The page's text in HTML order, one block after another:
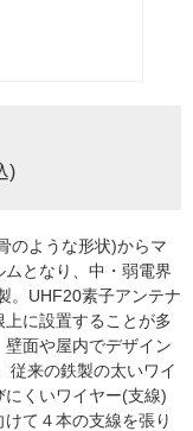
)
のような形状)からマ
となり、中・弱電界
。UHF20素子アンテナ
に設置することが多
面や屋内でデザイン
従来の鉄製の太いワイ
くいワイヤー(支線)
て４本の支線を張り